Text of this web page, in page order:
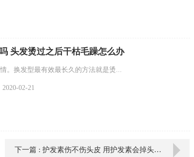
头发烫过之后干枯毛躁怎么办
。换发型最有效最长久的方法就是烫...
2020-02-21
下一篇 : 护发素伤不伤头皮 用护发素会掉头发吗